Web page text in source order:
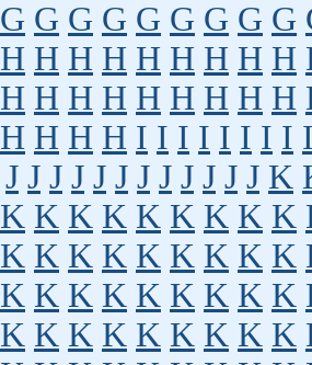
G G G G G G G G G
H H H H H H H H H
H H H H H H H H H
H H H H I I I I I I I I
J J J J J J J J J J J J K
K K K K K K K K K
K K K K K K K K K
K K K K K K K K K
K K K K K K K K K